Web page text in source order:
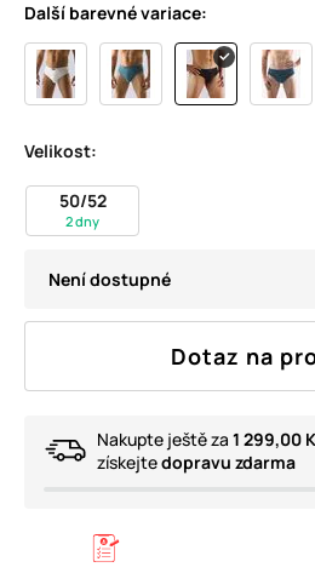
Další barevné variace:
Velikost:
50/52
2 dny
Není dostupné
Dotaz na
Nakupte ještě za 1 299,00
získejtedopravu zdarma